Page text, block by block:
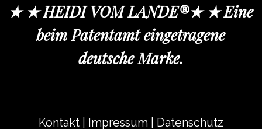
★ ★ HEIDI VOM LANDE®★ ★ Eine
beim Patentamt eingetragene
deutsche Marke.
Kontakt Impressum Datenschutz